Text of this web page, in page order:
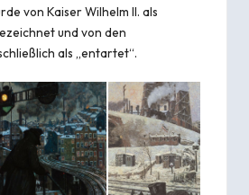
von Kaiser Wilhelm II. als
und von den
als „entartet“.